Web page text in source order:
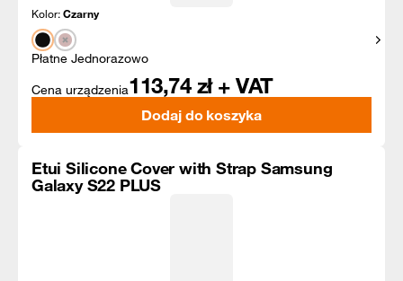
Kolor:Czarny
Płatne Jednorazowo
Cena urządzenia113,74 zł + VAT
Dodaj do koszyka
Etui Silicone Cover with Strap Samsung
Galaxy S22 PLUS